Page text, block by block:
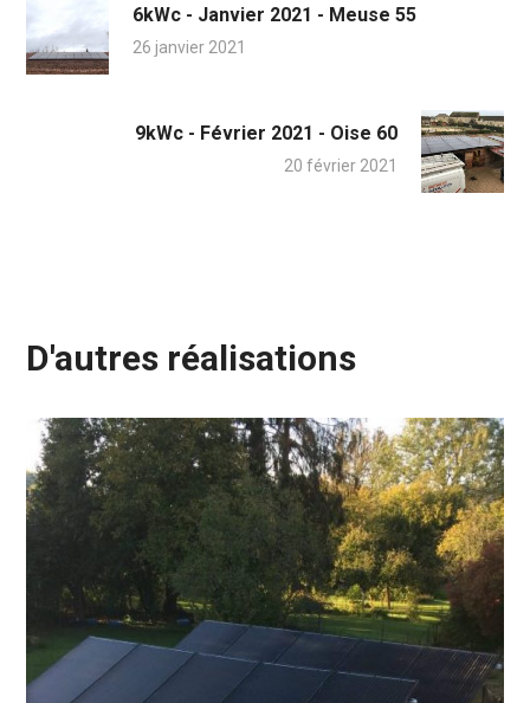
6kWc - Janvier 2021 - Meuse 55
26 janvier 2021
9kWc - Février 2021 - Oise 60
20 février 2021
D'autres réalisations